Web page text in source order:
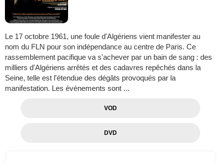
Le 17 octobre 1961, une foule d'Algériens vient manifester au
nom du FLN pour son indépendance au centre de Paris. Ce
rassemblement pacifique va s'achever par un bain de sang : des
milliers d'Algériens arrêtés et des cadavres repêchés dans la
Seine, telle est l'étendue des dégâts provoqués par la
manifestation. Les évènements sont ...
VOD
DVD